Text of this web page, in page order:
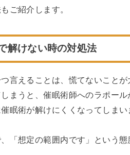
ご紹介します。
解けない時の対処法
言えることは、慌てないことが
まうと、催眠術師へのラポール
眠術が解けにくくなってしまい
「想定の範囲内です」という態